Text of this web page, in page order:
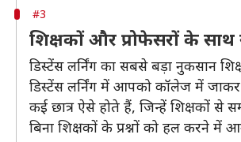
#3
शिक्षकों और प्रोफेसरों के साथ
डिस्टेंस लर्निंग का सबसे बड़ा नुकसान
डिस्टेंस लर्निंग में आपको कॉलेज में
कई छात्र ऐसे होते हैं, जिन्हें शिक्षकों
बिना शिक्षकों के प्रश्नों को हल करने में